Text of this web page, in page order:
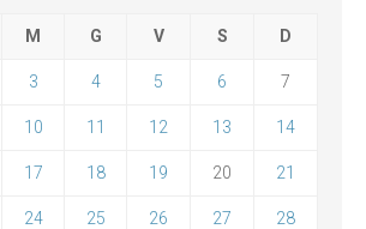
M G V S D
3 4 5 6 7
10 11 12 13 14
17 18 19 20 21
24 25 26 27 28